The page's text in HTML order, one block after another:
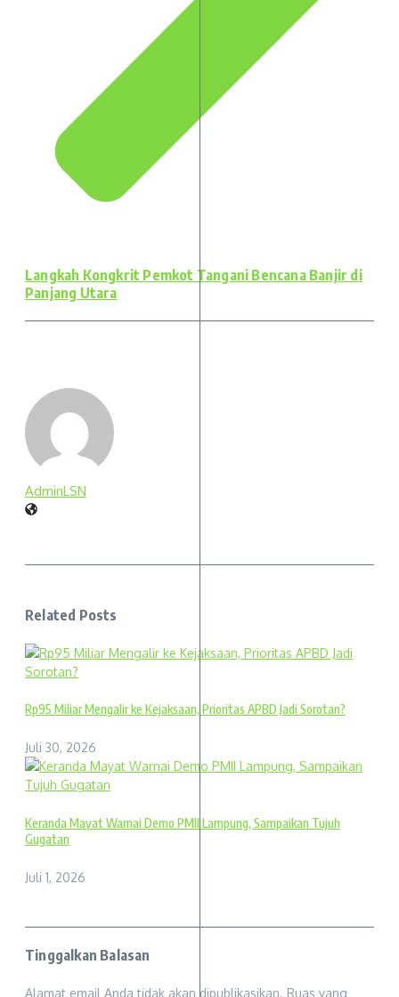
Langkah Kongkrit Pemkot Tangani Bencana Banjir di
Panjang Utara
AdminLSN
Related Posts
Rp95 Miliar Mengalir ke Kejaksaan, Prioritas APBD Jadi Sorotan?
Juli 30, 2026
Keranda Mayat Warnai Demo PMII Lampung, Sampaikan Tujuh
Gugatan
Juli 1, 2026
Tinggalkan Balasan
Alamat email Anda tidak akan dipublikasikan. Ruas yang